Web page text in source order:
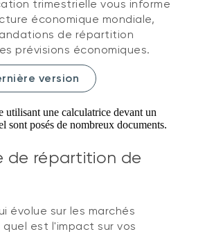
trimestrielle vous informe
économique mondiale,
de répartition
prévisions économiques.
version
de répartition de
évolue sur les marchés
est l'impact sur vos